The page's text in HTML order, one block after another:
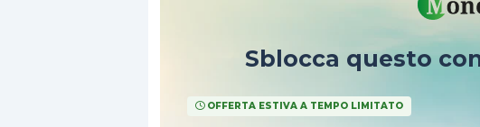
Sblocca questo
OFFERTA ESTIVA A TEMPO LIMITATO